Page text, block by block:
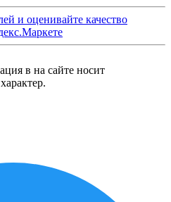
в на сайте носит